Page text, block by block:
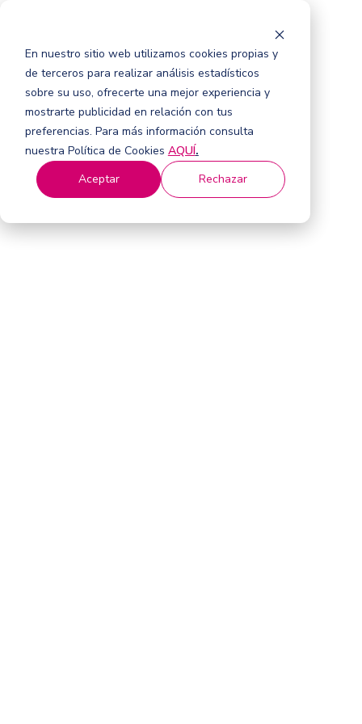
En nuestro sitio web utilizamos cookies propias y
de terceros para realizar análisis estadísticos
sobre su uso, ofrecerte una mejor experiencia y
mostrarte publicidad en relación con tus
preferencias. Para más información consulta
nuestra Política de Cookies AQUÍ.
Aceptar
Rechazar